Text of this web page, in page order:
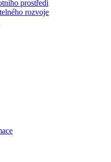
prostředí
rozvoje